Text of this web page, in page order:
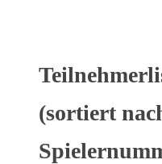
(sortiert